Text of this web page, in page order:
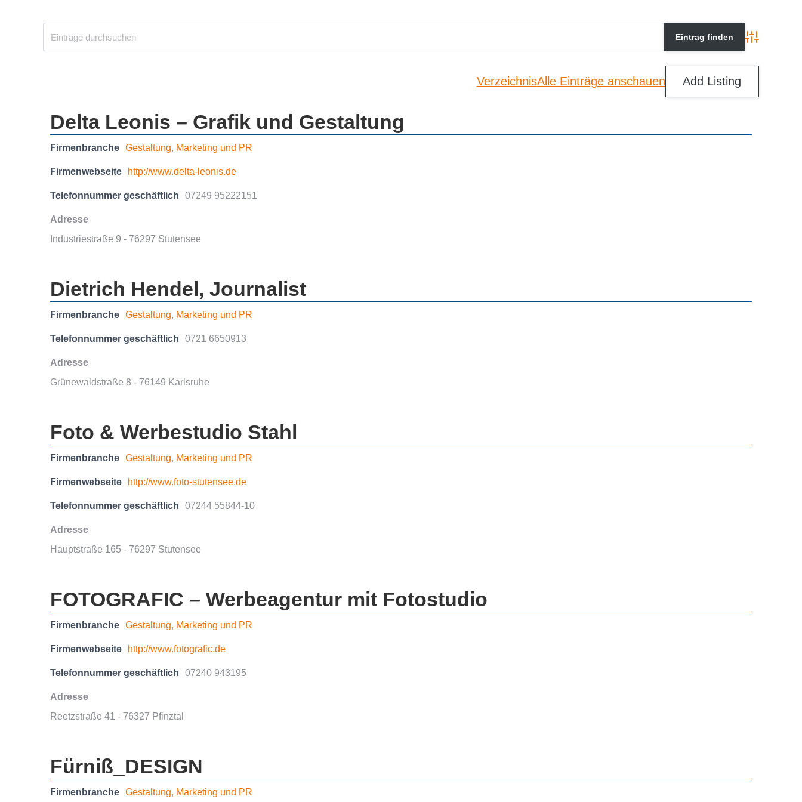
Advanced
VerzeichnisAlle Einträge anschauen Add Listing
Delta Leonis – Grafik und Gestaltung
Firmenbranche Gestaltung, Marketing und PR
Firmenwebseite http://www.delta-leonis.de
Telefonnummer geschäftlich 07249 95222151
Adresse
Industriestraße 9 - 76297 Stutensee
Dietrich Hendel, Journalist
Firmenbranche Gestaltung, Marketing und PR
Telefonnummer geschäftlich 0721 6650913
Adresse
Grünewaldstraße 8 - 76149 Karlsruhe
Foto & Werbestudio Stahl
Firmenbranche Gestaltung, Marketing und PR
Firmenwebseite http://www.foto-stutensee.de
Telefonnummer geschäftlich 07244 55844-10
Adresse
Hauptstraße 165 - 76297 Stutensee
FOTOGRAFIC – Werbeagentur mit Fotostudio
Firmenbranche Gestaltung, Marketing und PR
Firmenwebseite http://www.fotografic.de
Telefonnummer geschäftlich 07240 943195
Adresse
Reetzstraße 41 - 76327 Pfinztal
Fürniß_DESIGN
Firmenbranche Gestaltung, Marketing und PR